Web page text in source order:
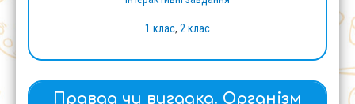
1 клас, 2 клас
Правда чи вигадка. Організм